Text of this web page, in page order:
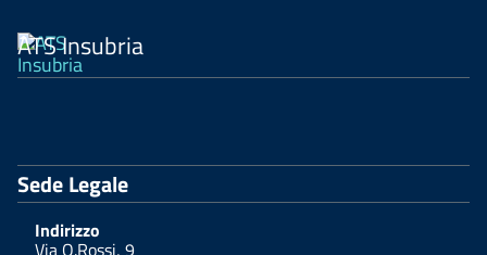
ATS Insubria
Sede Legale
Indirizzo
Via O.Rossi, 9